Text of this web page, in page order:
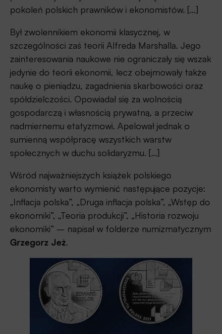
pokoleń polskich prawników i ekonomistów. […]
Był zwolennikiem ekonomii klasycznej, w
szczególności zaś teorii Alfreda Marshalla. Jego
zainteresowania naukowe nie ograniczały się wszak
jedynie do teorii ekonomii, lecz obejmowały także
naukę o pieniądzu, zagadnienia skarbowości oraz
spółdzielczości. Opowiadał się za wolnością
gospodarczą i własnością prywatną, a przeciw
nadmiernemu etatyzmowi. Apelował jednak o
sumienną współpracę wszystkich warstw
społecznych w duchu solidaryzmu. […]
Wśród najważniejszych książek polskiego
ekonomisty warto wymienić następujące pozycje:
„Inflacja polska”, „Druga inflacja polska”, „Wstęp do
ekonomiki”, „Teoria produkcji”, „Historia rozwoju
ekonomiki” – napisał w folderze numizmatycznym
Grzegorz Jeż.